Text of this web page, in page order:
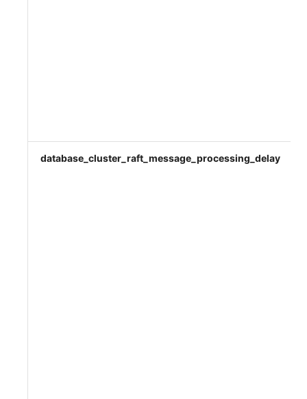
database_cluster_raft_message_processing_delay